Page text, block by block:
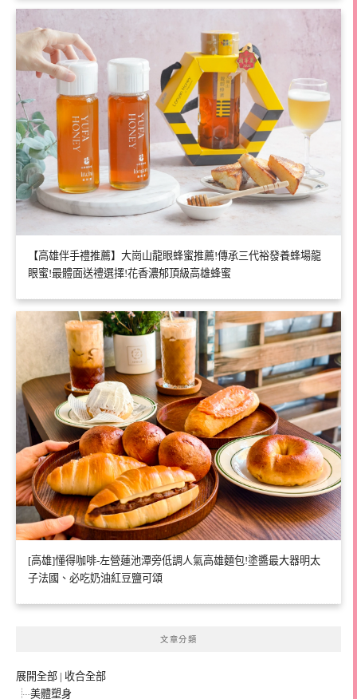
【高雄伴手禮推薦】大崗山龍眼蜂蜜推薦!傳承三代裕發養蜂場龍
眼蜜!最體面送禮選擇!花香濃郁頂級高雄蜂蜜
[高雄]懂得咖啡-左營蓮池潭旁低調人氣高雄麵包!塗醬最大器明太
子法國、必吃奶油紅豆鹽可頌
文章分類
展開全部 | 收合全部
美體塑身